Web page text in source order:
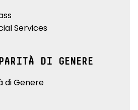
Services
DI GENERE
di Genere